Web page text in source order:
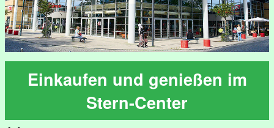
Einkaufen und genießen im
Stern-Center